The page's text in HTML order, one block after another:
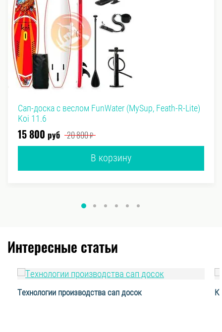
Сап-доска с веслом FunWater (MySup, Feath-R-Lite)
Koi 11.6
15 800 руб 20 800₽
В корзину
Интересные статьи
Технологии производства сап досок